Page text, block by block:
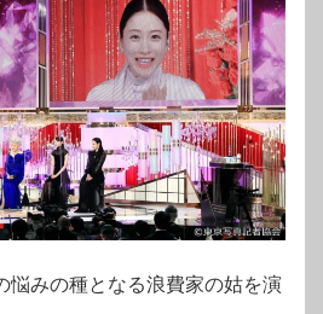
悩みの種となる浪費家の姑を演